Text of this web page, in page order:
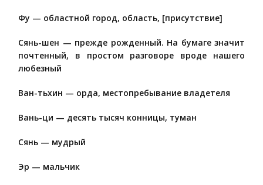
Фу — областной город, область, [присутствие]
Сянь-шен — прежде рожденный. На бумаге значит
почтенный, в простом разговоре вроде нашего
любезный
Ван-тьхин — орда, местопребывание владетеля
Вань-ци — десять тысяч конницы, туман
Сянь — мудрый
Эр — мальчик